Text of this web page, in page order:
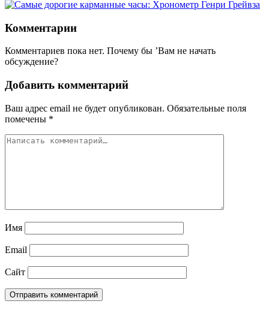
Комментарии
Комментариев пока нет. Почему бы ’Вам не начать
обсуждение?
Добавить комментарий
Ваш адрес email не будет опубликован. Обязательные поля
помечены *
Имя
Email
Сайт